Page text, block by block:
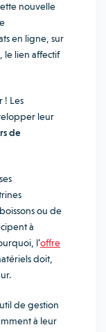
nouvelle
en ligne, sur
le lien affectif
! Les
leur
de
ou de
à
l’offre
doit,
de gestion
à leur